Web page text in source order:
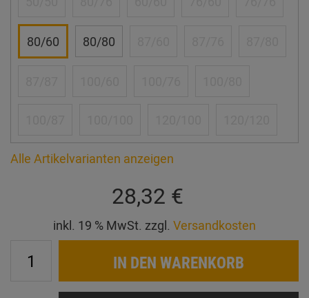
80/60 80/80
Alle Artikelvarianten anzeigen
28,32 €
inkl. 19 % MwSt. zzgl. Versandkosten
IN DEN WARENKORB